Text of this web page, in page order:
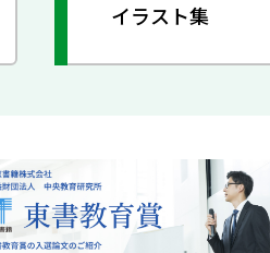
イラスト集